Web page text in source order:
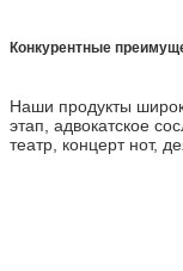
Конкурентные
Наши продукты
этап, адвокатское
театр, концерт нот,